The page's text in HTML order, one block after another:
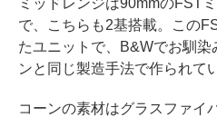
ミッドレンジは90mmのFST
で、こちらも2基搭載。この
たユニットで、B&Wでお馴
ンと同じ製造手法で作られて
コーンの素材はグラスファイ